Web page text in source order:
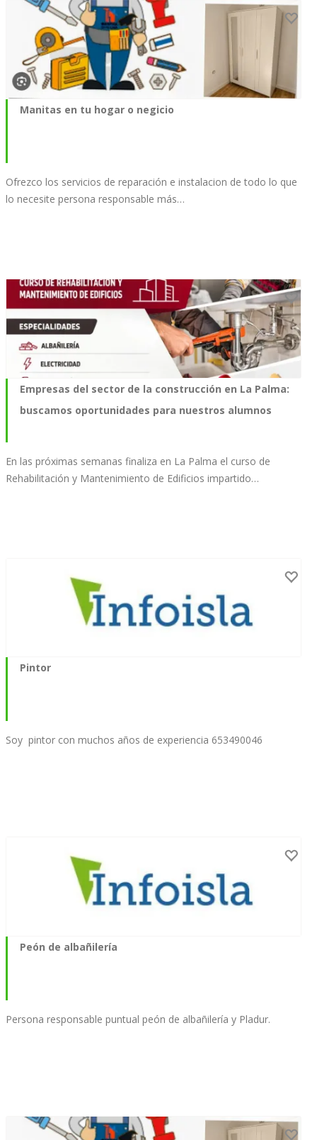
Manitas en tu hogar o negicio
Ofrezco los servicios de reparación e instalacion de todo lo que
lo necesite persona responsable más…
Empresas del sector de la construcción en La Palma:
buscamos oportunidades para nuestros alumnos
En las próximas semanas finaliza en La Palma el curso de
Rehabilitación y Mantenimiento de Edificios impartido…
Pintor
Soy pintor con muchos años de experiencia 653490046
Peón de albañilería
Persona responsable puntual peón de albañilería y Pladur.